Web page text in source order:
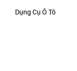
Dụng Cụ Ô Tô